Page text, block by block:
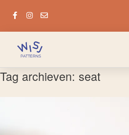
Tag archieven: seat